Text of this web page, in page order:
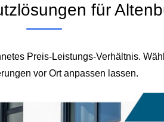
für
Preis-Leistungs-Verhältnis.
vor Ort anpassen lassen.